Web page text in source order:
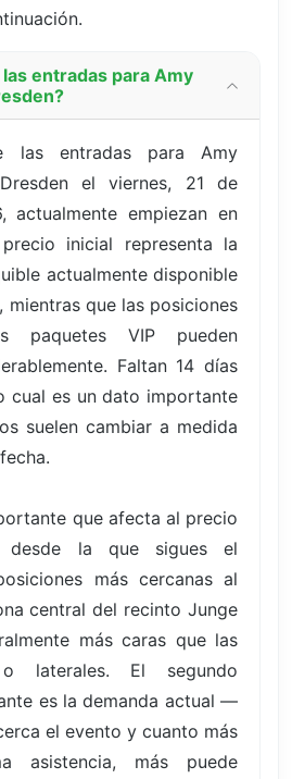
entradas para Amy
las entradas para Amy
el viernes, 21 de
actualmente empiezan en
inicial representa la
actualmente disponible
mientras que las posiciones
paquetes VIP pueden
Faltan 14 días
cual es un dato importante
suelen cambiar a medida
que afecta al precio
la que sigues el
más cercanas al
central del recinto Junge
más caras que las
laterales. El segundo
es la demanda actual —
el evento y cuanto más
asistencia, más puede